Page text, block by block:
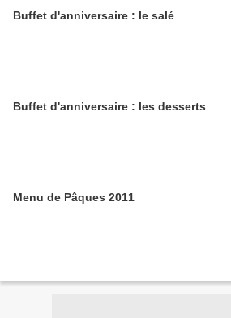
Buffet d'anniversaire : le salé
Buffet d'anniversaire : les desserts
Menu de Pâques 2011